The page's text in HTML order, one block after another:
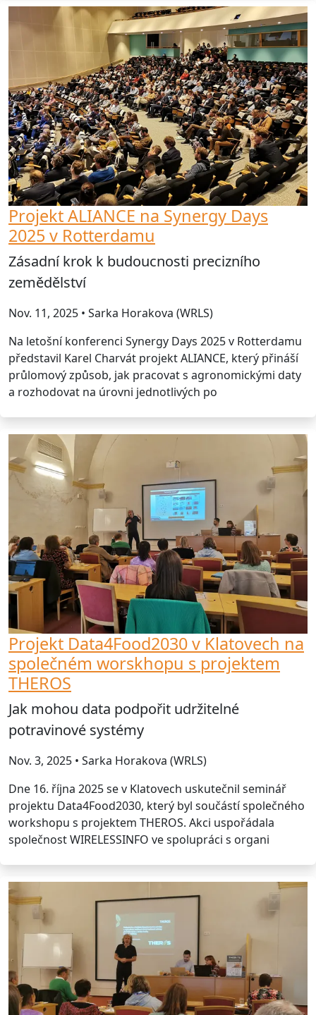
Projekt ALIANCE na Synergy Days
2025 v Rotterdamu
Zásadní krok k budoucnosti precizního
zemědělství
Nov. 11, 2025 • Sarka Horakova (WRLS)
Na letošní konferenci Synergy Days 2025 v Rotterdamu
představil Karel Charvát projekt ALIANCE, který přináší
průlomový způsob, jak pracovat s agronomickými daty
a rozhodovat na úrovni jednotlivých po
Projekt Data4Food2030 v Klatovech na
společném worskhopu s projektem
THEROS
Jak mohou data podpořit udržitelné
potravinové systémy
Nov. 3, 2025 • Sarka Horakova (WRLS)
Dne 16. října 2025 se v Klatovech uskutečnil seminář
projektu Data4Food2030, který byl součástí společného
workshopu s projektem THEROS. Akci uspořádala
společnost WIRELESSINFO ve spolupráci s organi